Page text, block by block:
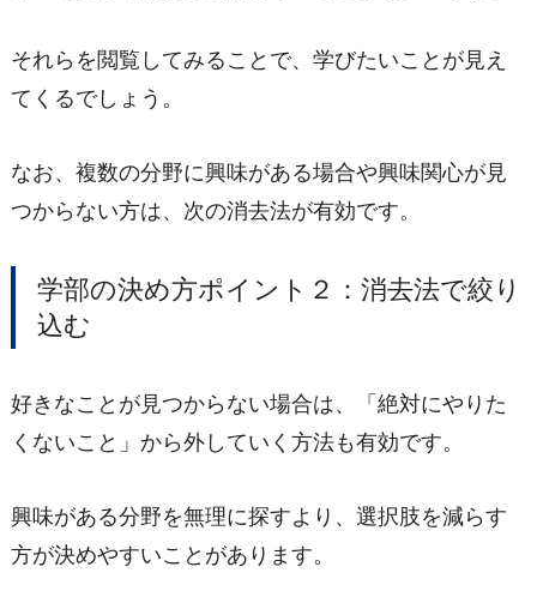
それらを閲覧してみることで、学びたいことが見え
てくるでしょう。
なお、複数の分野に興味がある場合や興味関心が見
つからない方は、次の消去法が有効です。
学部の決め方ポイント２：消去法で絞り
込む
好きなことが見つからない場合は、「絶対にやりた
くないこと」から外していく方法も有効です。
興味がある分野を無理に探すより、選択肢を減らす
方が決めやすいことがあります。